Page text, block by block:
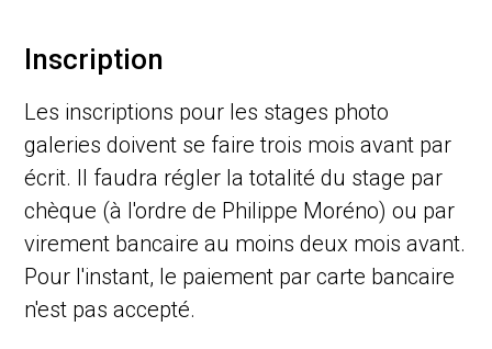
Inscription
Les inscriptions pour les stages photo
galeries doivent se faire trois mois avant par
écrit. Il faudra régler la totalité du stage par
chèque (à l'ordre de Philippe Moréno) ou par
virement bancaire au moins deux mois avant.
Pour l'instant, le paiement par carte bancaire
n'est pas accepté.